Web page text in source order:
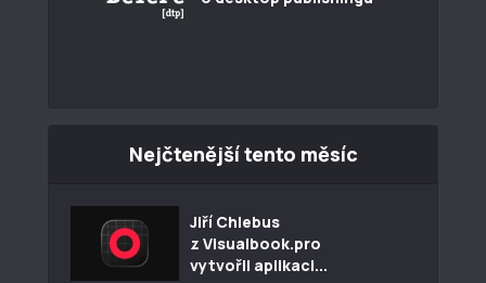
Nejčtenější tento měsíc
Jiří Chlebus
z Visualbook.pro
vytvořil aplikaci...